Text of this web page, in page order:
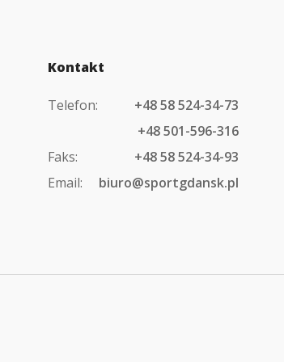
Kontakt
Telefon:
+48 58 524-34-73
+48 501-596-316
Faks:
+48 58 524-34-93
Email:
biuro@sportgdansk.pl